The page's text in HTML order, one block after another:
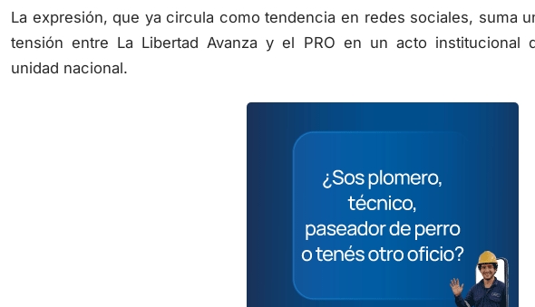
La expresión, que ya circula como tendencia en redes sociales, suma
tensión entre La Libertad Avanza y el PRO en un acto institucional
unidad nacional.